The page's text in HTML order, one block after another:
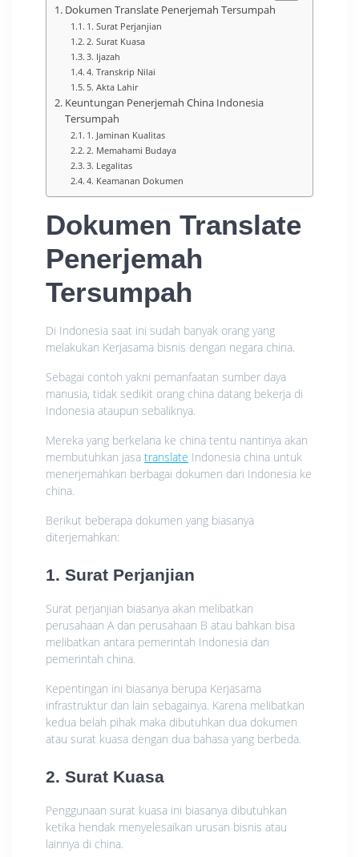
Dokumen Translate Penerjemah Tersumpah
1. Surat Perjanjian
2. Surat Kuasa
3. Ijazah
4. Transkrip Nilai
5. Akta Lahir
Keuntungan Penerjemah China Indonesia
Tersumpah
1. Jaminan Kualitas
2. Memahami Budaya
3. Legalitas
4. Keamanan Dokumen
Dokumen Translate
Penerjemah
Tersumpah
Di Indonesia saat ini sudah banyak orang yang
melakukan Kerjasama bisnis dengan negara china.
Sebagai contoh yakni pemanfaatan sumber daya
manusia, tidak sedikit orang china datang bekerja di
Indonesia ataupun sebaliknya.
Mereka yang berkelana ke china tentu nantinya akan
membutuhkan jasa translate Indonesia china untuk
menerjemahkan berbagai dokumen dari Indonesia ke
china.
Berikut beberapa dokumen yang biasanya
diterjemahkan:
1. Surat Perjanjian
Surat perjanjian biasanya akan melibatkan
perusahaan A dan perusahaan B atau bahkan bisa
melibatkan antara pemerintah Indonesia dan
pemerintah china.
Kepentingan ini biasanya berupa Kerjasama
infrastruktur dan lain sebagainya. Karena melibatkan
kedua belah pihak maka dibutuhkan dua dokumen
atau surat kuasa dengan dua bahasa yang berbeda.
2. Surat Kuasa
Penggunaan surat kuasa ini biasanya dibutuhkan
ketika hendak menyelesaikan urusan bisnis atau
lainnya di china.